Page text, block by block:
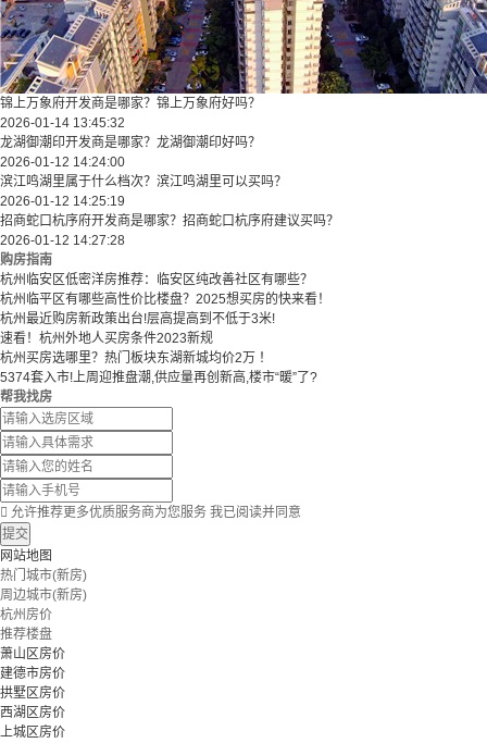
锦上万象府开发商是哪家？锦上万象府好吗？
2026-01-14 13:45:32
龙湖御潮印开发商是哪家？龙湖御潮印好吗？
2026-01-12 14:24:00
滨江鸣湖里属于什么档次？滨江鸣湖里可以买吗？
2026-01-12 14:25:19
招商蛇口杭序府开发商是哪家？招商蛇口杭序府建议买吗？
2026-01-12 14:27:28
购房指南
杭州临安区低密洋房推荐：临安区纯改善社区有哪些？
​​杭州临平区有哪些高性价比楼盘？2025想买房的快来看！​
杭州最近购房新政策出台!层高提高到不低于3米!
速看！杭州外地人买房条件2023新规
杭州买房选哪里？热门板块东湖新城均价2万 ！
5374套入市!上周迎推盘潮,供应量再创新高,楼市“暖”了?
帮我找房
 允许推荐更多优质服务商为您服务 我已阅读并同意
提交
网站地图
热门城市(新房)
周边城市(新房)
杭州房价
推荐楼盘
萧山区房价
建德市房价
拱墅区房价
西湖区房价
上城区房价